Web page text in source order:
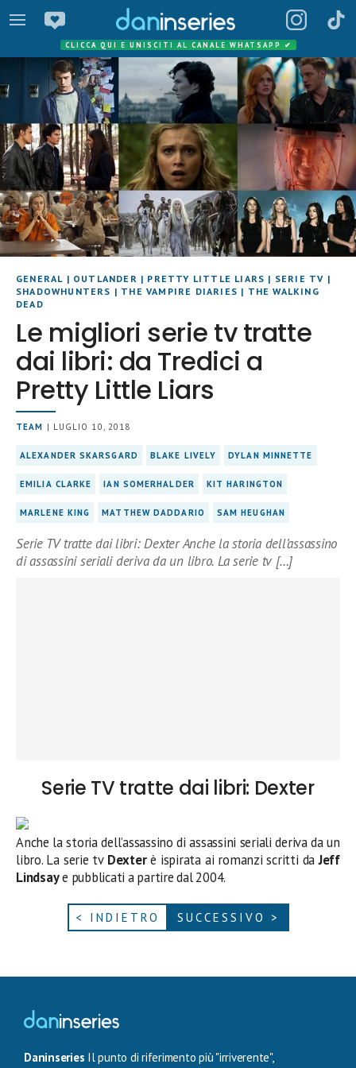
CLICCA QUI E UNISCITI AL CANALE WHATSAPP ✔
GENERAL | OUTLANDER | PRETTY LITTLE LIARS | SERIE TV |
SHADOWHUNTERS | THE VAMPIRE DIARIES | THE WALKING
DEAD
Le migliori serie tv tratte
dai libri: da Tredici a
Pretty Little Liars
TEAM | LUGLIO 10, 2018
ALEXANDER SKARSGARD BLAKE LIVELY DYLAN MINNETTE
EMILIA CLARKE IAN SOMERHALDER KIT HARINGTON
MARLENE KING MATTHEW DADDARIO SAM HEUGHAN
Serie TV tratte dai libri: Dexter Anche la storia dell’assassino
di assassini seriali deriva da un libro. La serie tv […]
Serie TV tratte dai libri: Dexter
Anche la storia dell’assassino di assassini seriali deriva da un
libro. La serie tv Dexterè ispirata ai romanzi scritti daJeff
Lindsaye pubblicati a partire dal 2004.
< INDIETRO SUCCESSIVO >
Daninseries Il punto di riferimento più "irriverente",